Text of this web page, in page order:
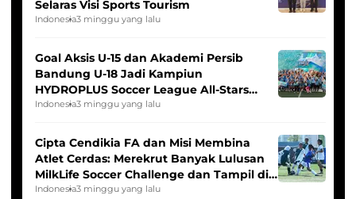
Selaras Visi Sports Tourism
Indonesia3 minggu yang lalu
Goal Aksis U-15 dan Akademi Persib
Bandung U-18 Jadi Kampiun
HYDROPLUS Soccer League All-Stars
2025/2026
Indonesia3 minggu yang lalu
Cipta Cendikia FA dan Misi Membina
Atlet Cerdas: Merekrut Banyak Lulusan
MilkLife Soccer Challenge dan Tampil di
HYDROPLUS Soccer League
Indonesia3 minggu yang lalu